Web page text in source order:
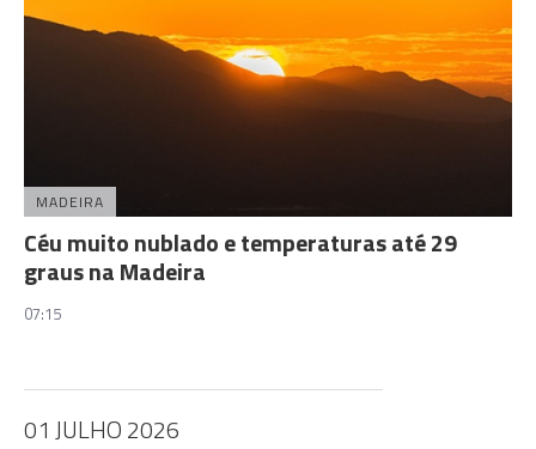
MADEIRA
Céu muito nublado e temperaturas até 29
graus na Madeira
07:15
01 JULHO 2026